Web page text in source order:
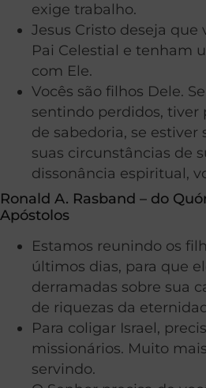
exige trabalho.
Jesus Cristo deseja que
Pai Celestial e tenham
com Ele.
Vocês são filhos Dele.
sentindo perdidos, tiver
de sabedoria, se estiver
suas circunstâncias de
dissonância espiritual,
Ronald A. Rasband – do
Apóstolos
Estamos reunindo os
últimos dias, para que
derramadas sobre sua
de riquezas da
Para coligar Israel,
missionários. Muito
servindo.